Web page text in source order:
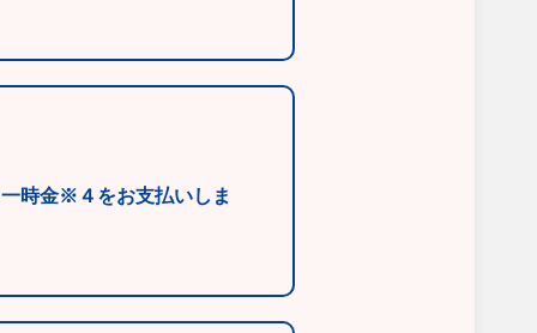
時金※４をお支払いしま